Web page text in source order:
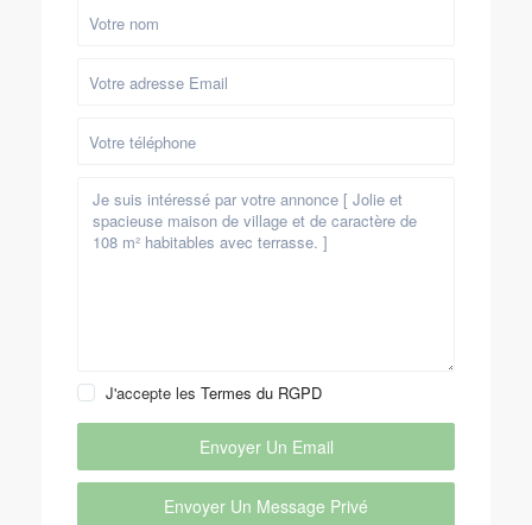
J'accepte lesTermes du RGPD